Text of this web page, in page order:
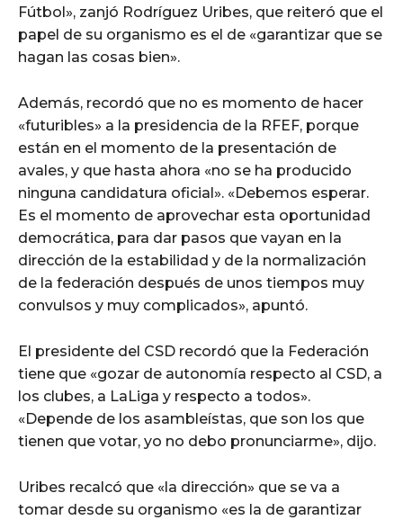
Fútbol», zanjó Rodríguez Uribes, que reiteró que el
papel de su organismo es el de «garantizar que se
hagan las cosas bien».
Además, recordó que no es momento de hacer
«futuribles» a la presidencia de la RFEF, porque
están en el momento de la presentación de
avales, y que hasta ahora «no se ha producido
ninguna candidatura oficial». «Debemos esperar.
Es el momento de aprovechar esta oportunidad
democrática, para dar pasos que vayan en la
dirección de la estabilidad y de la normalización
de la federación después de unos tiempos muy
convulsos y muy complicados», apuntó.
El presidente del CSD recordó que la Federación
tiene que «gozar de autonomía respecto al CSD, a
los clubes, a LaLiga y respecto a todos».
«Depende de los asambleístas, que son los que
tienen que votar, yo no debo pronunciarme», dijo.
Uribes recalcó que «la dirección» que se va a
tomar desde su organismo «es la de garantizar